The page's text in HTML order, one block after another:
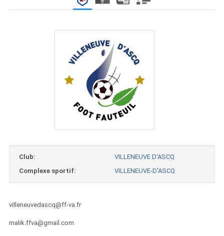
Club:
VILLENEUVE D'ASCQ
Complexe sportif:
VILLENEUVE-D'ASCQ
villeneuvedascq@ff-va.fr
malik.ffva@gmail.com